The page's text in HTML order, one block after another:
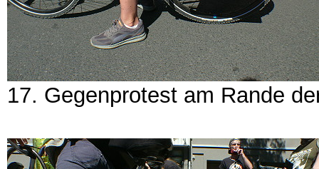
17. Gegenprotest am Rande